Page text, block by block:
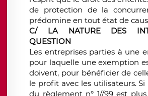
de protection de la
prédomine en tout état de
C/ LA NATURE DES
QUESTION
Les entreprises parties à une
pour laquelle une exemption
doivent, pour bénéficier de
le profit avec les utilisateurs. Si
du règlement n° 1//99 est